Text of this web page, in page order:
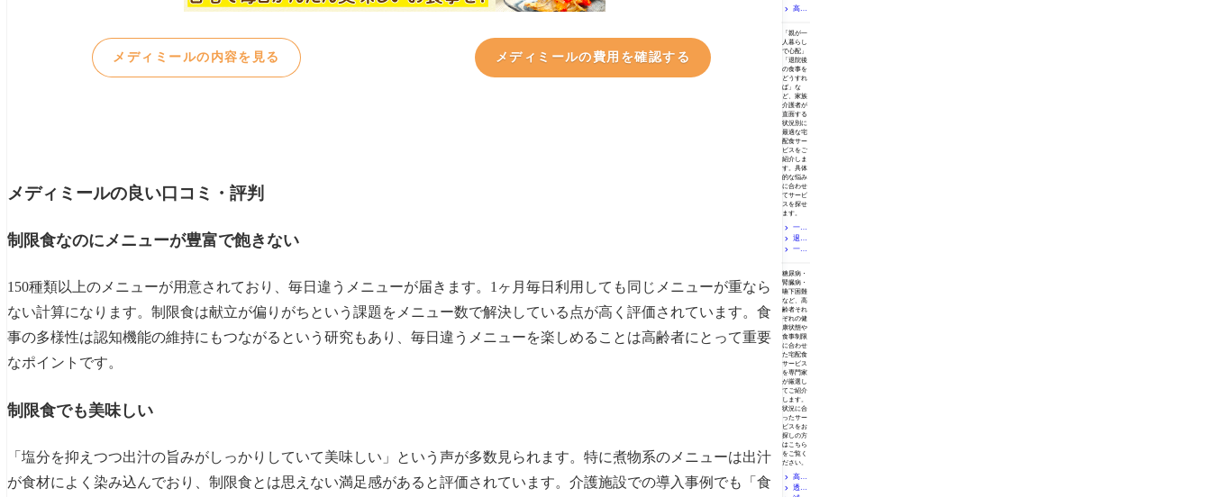
メディミールの内容を見る メディミールの費用を確認する
メディミールの良い口コミ・評判
制限食なのにメニューが豊富で飽きない
150種類以上のメニューが用意されており、毎日違うメニューが届きます。1ヶ月毎日利用しても同じメニューが重なら
ない計算になります。制限食は献立が偏りがちという課題をメニュー数で解決している点が高く評価されています。食
事の多様性は認知機能の維持にもつながるという研究もあり、毎日違うメニューを楽しめることは高齢者にとって重要
なポイントです。
制限食でも美味しい
「塩分を抑えつつ出汁の旨みがしっかりしていて美味しい」という声が多数見られます。特に煮物系のメニューは出汁
が食材によく染み込んでおり、制限食とは思えない満足感があると評価されています。介護施設での導入事例でも「食
高齢
宅配弁
当おす
すめラ
ンキン
グ【202
6年最
新】
「親が一
人暮らし
で心配」
「退院後
の食事を
どうすれ
ば」な
ど、家族
介護者が
直面する
状況別に
最適な宅
配食サー
ビスをご
紹介しま
す。具体
的な悩み
に合わせ
てサービ
スを探せ
ます。
一人
暮らし
で冷凍
けるに
は？ス
ーパー
活用・
デイの
持ち帰
り弁当
まで専
門家が
解説
退院
後の食
ートに
宅配弁
当を活
用しよ
う｜理
学療法
士が教
える在
宅復帰
後の栄
養管理
一人
の親に
宅配弁
当を頼
みたい
方へ｜
ケアマ
ネジャ
ーが選
ぶおす
すめサ
ービス
糖尿病・
腎臓病・
嚥下困難
など、高
齢者それ
ぞれの健
康状態や
食事制限
に合わせ
た宅配食
サービス
を専門家
が厳選し
てご紹介
します。
状況に合
ったサー
ビスをお
探しの方
はこちら
をご覧く
ださい。
高齢
者の高
透析